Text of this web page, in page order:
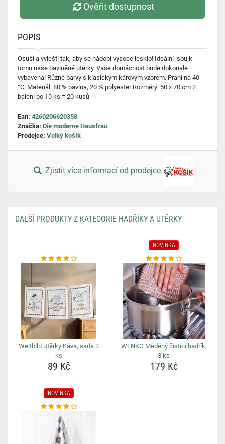
Ověřit dostupnost
POPIS
Osuší a vyleští tak, aby se nádobí vysoce lesklo! Ideální jsou k
tomu naše bavlněné utěrky. Vaše domácnost bude dokonale
vybavena! Různé barvy s klasickým károvým vzorem. Praní na 40
°C. Materiál: 80 % bavlna, 20 % polyester Rozměry: 50 x 70 cm 2
balení po 10 ks = 20 kusů
Ean: 4260206620358
Značka: Die moderne Hausfrau
Prodejce: Velký košík
Zjistit více informací od prodejce
DALŠÍ PRODUKTY Z KATEGORIE HADŘÍKY A UTĚRKY
Weltbild Utěrky Káva, sada 3
ks
89 Kč
NOVINKA
WENKO Měděný čistící hadřík,
3 ks
179 Kč
NOVINKA